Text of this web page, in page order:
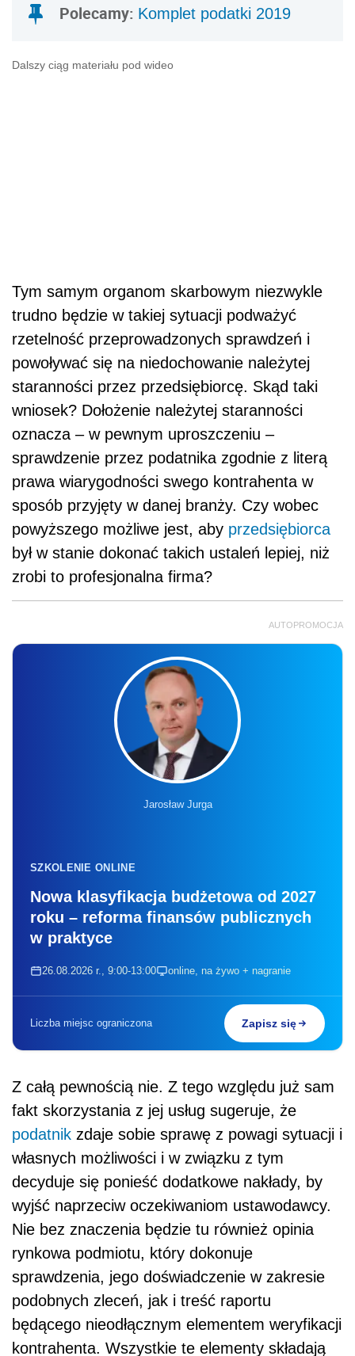
Polecamy: Komplet podatki 2019
Dalszy ciąg materiału pod wideo
Tym samym organom skarbowym niezwykle
trudno będzie w takiej sytuacji podważyć
rzetelność przeprowadzonych sprawdzeń i
powoływać się na niedochowanie należytej
staranności przez przedsiębiorcę. Skąd taki
wniosek? Dołożenie należytej staranności
oznacza – w pewnym uproszczeniu –
sprawdzenie przez podatnika zgodnie z literą
prawa wiarygodności swego kontrahenta w
sposób przyjęty w danej branży. Czy wobec
powyższego możliwe jest, aby przedsiębiorca
był w stanie dokonać takich ustaleń lepiej, niż
zrobi to profesjonalna firma?
AUTOPROMOCJA
Jarosław Jurga
SZKOLENIE ONLINE
Nowa klasyfikacja budżetowa od 2027
roku – reforma finansów publicznych
w praktyce
26.08.2026 r., 9:00-13:00 online, na żywo + nagranie
Liczba miejsc ograniczona Zapisz się
Z całą pewnością nie. Z tego względu już sam
fakt skorzystania z jej usług sugeruje, że
podatnik zdaje sobie sprawę z powagi sytuacji i
własnych możliwości i w związku z tym
decyduje się ponieść dodatkowe nakłady, by
wyjść naprzeciw oczekiwaniom ustawodawcy.
Nie bez znaczenia będzie tu również opinia
rynkowa podmiotu, który dokonuje
sprawdzenia, jego doświadczenie w zakresie
podobnych zleceń, jak i treść raportu
będącego nieodłącznym elementem weryfikacji
kontrahenta. Wszystkie te elementy składają